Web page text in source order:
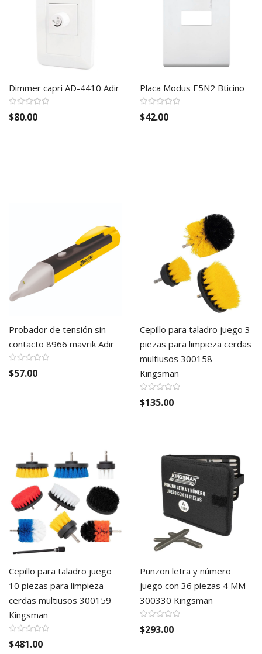
Dimmer capri AD-4410 Adir
$80.00
Placa Modus E5N2 Bticino
$42.00
Probador de tensión sin
contacto 8966 mavrik Adir
$57.00
Cepillo para taladro juego 3
piezas para limpieza cerdas
multiusos 300158
Kingsman
$135.00
Cepillo para taladro juego
10 piezas para limpieza
cerdas multiusos 300159
Kingsman
$481.00
Punzon letra y número
juego con 36 piezas 4 MM
300330 Kingsman
$293.00